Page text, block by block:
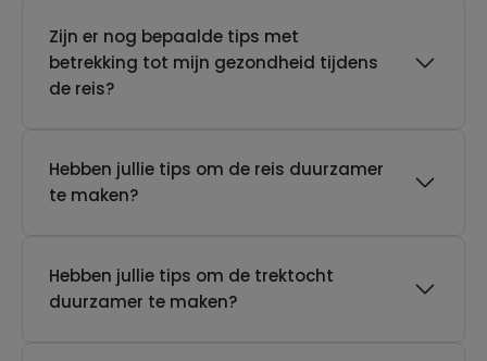
Zijn er nog bepaalde tips met
betrekking tot mijn gezondheid tijdens
de reis?
Hebben jullie tips om de reis duurzamer
te maken?
Hebben jullie tips om de trektocht
duurzamer te maken?